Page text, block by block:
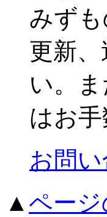
みず
更新
い。
はお
お問
▲ ページ